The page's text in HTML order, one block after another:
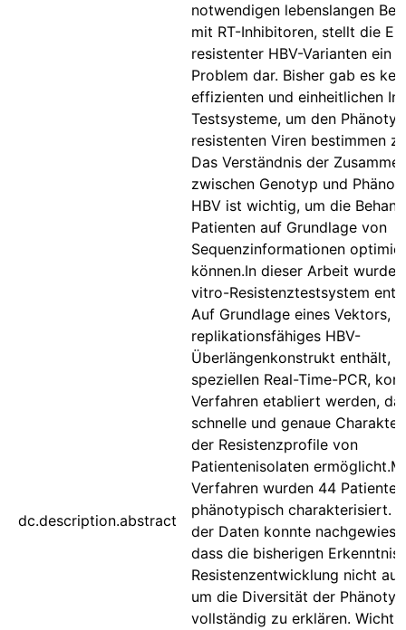
dc.description.abstract
notwendigen lebenslangen
mit RT-Inhibitoren, stellt die
resistenter HBV-Varianten ein
Problem dar. Bisher gab es
effizienten und einheitlichen
Testsysteme, um den
resistenten Viren bestimmen
Das Verständnis der
zwischen Genotyp und
HBV ist wichtig, um die
Patienten auf Grundlage von
Sequenzinformationen
können.In dieser Arbeit wurde
vitro-Resistenztestsystem
Auf Grundlage eines Vektors,
replikationsfähiges HBV-
Überlängenkonstrukt enthält,
speziellen Real-Time-PCR,
Verfahren etabliert werden,
schnelle und genaue
der Resistenzprofile von
Patientenisolaten
Verfahren wurden 44
phänotypisch charakterisiert.
der Daten konnte
dass die bisherigen
Resistenzentwicklung nicht
um die Diversität der
vollständig zu erklären.